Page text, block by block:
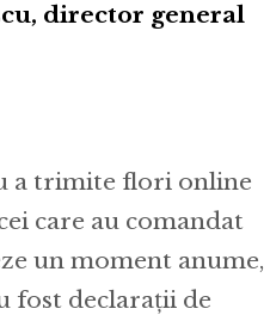
director general
a trimite flori online
care au comandat
un moment anume,
fost declarații de